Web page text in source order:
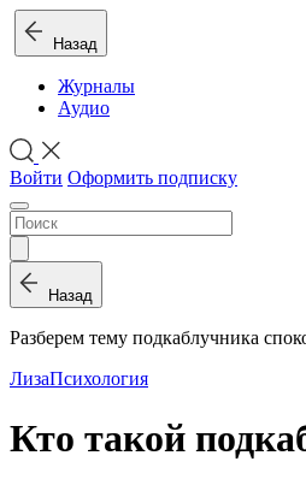
Назад
Журналы
Аудио
Войти Оформить подписку
Назад
Разберем тему подкаблучника
ЛизаПсихология
Кто такой